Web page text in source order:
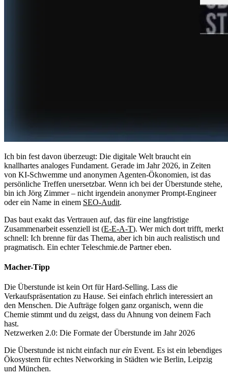
Ich bin fest davon überzeugt: Die digitale Welt braucht ein
knallhartes analoges Fundament. Gerade im Jahr 2026, in Zeiten
von KI-Schwemme und anonymen Agenten-Ökonomien, ist das
persönliche Treffen unersetzbar. Wenn ich bei der Überstunde stehe,
bin ich Jörg Zimmer – nicht irgendein anonymer Prompt-Engineer
oder ein Name in einem SEO-Audit.
Das baut exakt das Vertrauen auf, das für eine langfristige
Zusammenarbeit essenziell ist (E-E-A-T). Wer mich dort trifft, merkt
schnell: Ich brenne für das Thema, aber ich bin auch realistisch und
pragmatisch. Ein echter Teleschmie.de Partner eben.
Macher-Tipp
Die Überstunde ist kein Ort für Hard-Selling. Lass die
Verkaufspräsentation zu Hause. Sei einfach ehrlich interessiert an
den Menschen. Die Aufträge folgen ganz organisch, wenn die
Chemie stimmt und du zeigst, dass du Ahnung von deinem Fach
hast.
Netzwerken 2.0: Die Formate der Überstunde im Jahr 2026
Die Überstunde ist nicht einfach nurein Event. Es ist ein lebendiges
Ökosystem für echtes Networking in Städten wie Berlin, Leipzig
und München.